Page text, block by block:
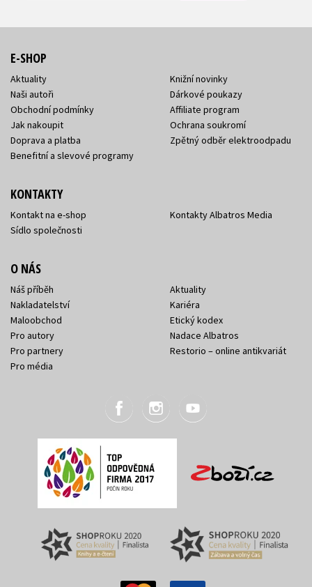
E-SHOP
Aktuality
Naši autoři
Obchodní podmínky
Jak nakoupit
Doprava a platba
Benefitní a slevové programy
Knižní novinky
Dárkové poukazy
Affiliate program
Ochrana soukromí
Zpětný odběr elektroodpadu
KONTAKTY
Kontakt na e-shop
Sídlo společnosti
Kontakty Albatros Media
O NÁS
Náš příběh
Nakladatelství
Maloobchod
Pro autory
Pro partnery
Pro média
Aktuality
Kariéra
Etický kodex
Nadace Albatros
Restorio – online antikvariát